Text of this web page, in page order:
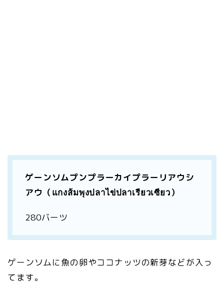
ゲーンソムプンプラーカイプラーリアウシ
アウ（แกงส้มพุงปลาไข่ปลาเรียวเซียว）
280バーツ
ゲーンソムに魚の卵やココナッツの新芽などが入っ
てます。